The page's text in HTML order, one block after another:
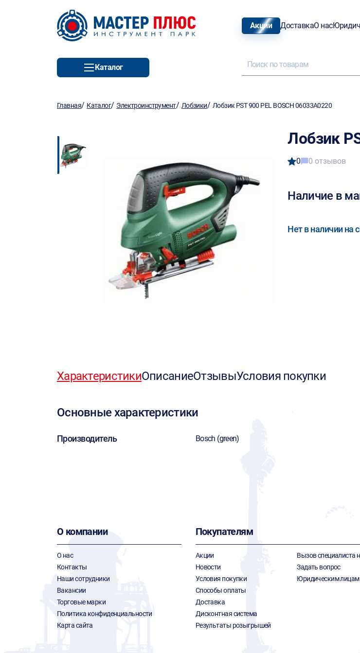
Акции ДоставкаО нас
Каталог
Главная/ Каталог/ Электроинструмент/ Лобзики/ Лобзик PST 900 PEL BOSCH 06033A0220
Лобзик
0 0 отзывов
Наличие в
Нет в наличии на
ХарактеристикиОписаниеОтзывыУсловия покупки
Основные характеристики
Производитель Bosch (green)
О компании
О нас
Контакты
Наши сотрудники
Вакансии
Торговые марки
Политика конфиденциальности
Карта сайта
Покупателям
Акции
Новости
Условия покупки
Способы оплаты
Доставка
Дисконтная система
Результаты розыгрышей
Вызов специалиста
Задать вопрос
Юридическим лицам